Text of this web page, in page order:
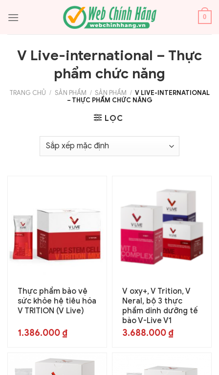
qua
0
V Live-international – Thực
phẩm chức năng
TRANG CHỦ / SẢN PHẨM / SẢN PHẨM / V LIVE-INTERNATIONAL
– THỰC PHẨM CHỨC NĂNG
LỌC
Thực phẩm bảo vệ
sức khỏe hệ tiêu hóa
V TRITION (V Live)
1.386.000 ₫
V oxy+, V Trition, V
Neral, bộ 3 thực
phẩm dinh dưỡng tế
bào V-Live V1
3.688.000 ₫